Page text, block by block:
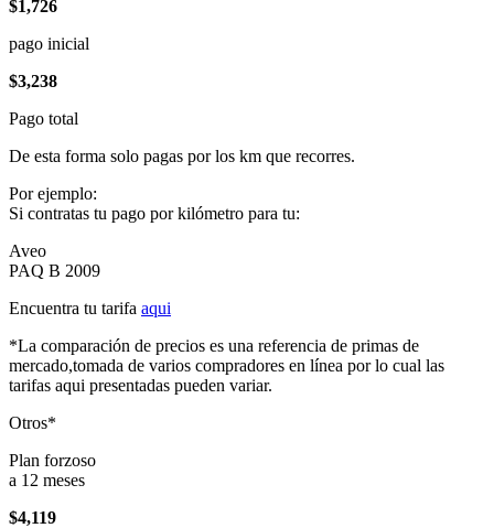
$1,726
pago inicial
$3,238
Pago total
De esta forma solo pagas por los km que recorres.
Por ejemplo:
Si contratas tu pago por kilómetro para tu:
Aveo
PAQ B 2009
Encuentra tu tarifa aqui
*La comparación de precios es una referencia de primas de
mercado,tomada de varios compradores en línea por lo cual las
tarifas aqui presentadas pueden variar.
Otros*
Plan forzoso
a 12 meses
$4,119